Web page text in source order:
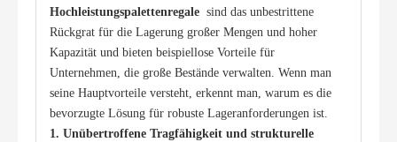
Hochleistungspalettenregale sind das unbestrittene
Rückgrat für die Lagerung großer Mengen und hoher
Kapazität und bieten beispiellose Vorteile für
Unternehmen, die große Bestände verwalten. Wenn man
seine Hauptvorteile versteht, erkennt man, warum es die
bevorzugte Lösung für robuste Lageranforderungen ist.
1. Unübertroffene Tragfähigkeit und strukturelle